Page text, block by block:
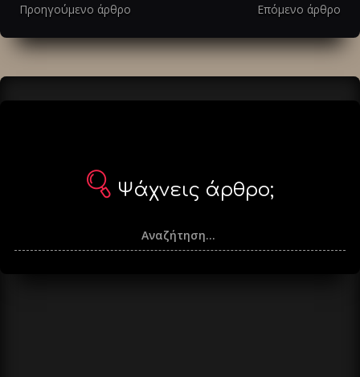
στα
άρθρα
Προηγούμενο άρθρο Επόμενο άρθρο
Ψάχνεις άρθρο;